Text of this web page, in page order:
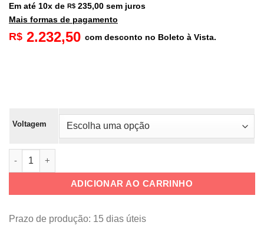
Em até 10x de R$ 235,00 sem juros
Mais formas de pagamento
R$ 2.232,50 com desconto no Boleto à Vista.
Voltagem
Máquina de Waffle quantidade
ADICIONAR AO CARRINHO
Prazo de produção: 15 dias úteis